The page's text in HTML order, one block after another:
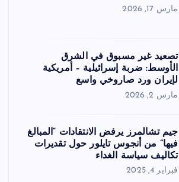
مارس 17, 2026
تصعيد غير مسبوق في الشرق
الأوسط: ضربة إسرائيلية – أمريكية
لإيران ورد صاروخي واسع
مارس 2, 2026
جيم تشالمرز يرفض الانتقادات “المبالغ
فيها” من أنجوس تايلور حول تقديرات
تكاليف سياسة الغداء
فبراير 4, 2025